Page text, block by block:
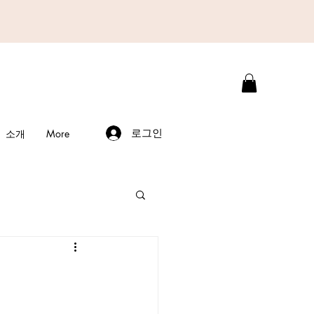
소개 More 로그인